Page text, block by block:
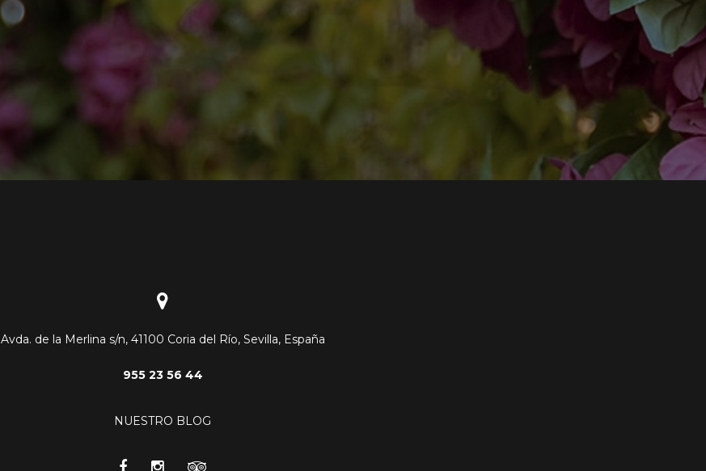
Avda. de la Merlina s/n, 41100 Coria del Río, Sevilla, España
955 23 56 44
NUESTRO BLOG